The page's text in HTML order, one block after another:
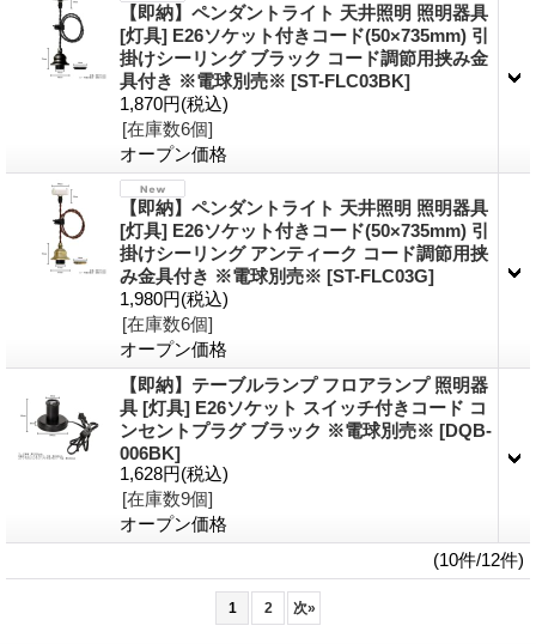
【即納】ペンダントライト 天井照明 照明器具
[灯具] E26ソケット付きコード(50×735mm) 引
掛けシーリング ブラック コード調節用挟み金
具付き ※電球別売※ [ST-FLC03BK]
1,870円(税込)
[在庫数6個]
オープン価格
【即納】ペンダントライト 天井照明 照明器具
[灯具] E26ソケット付きコード(50×735mm) 引
掛けシーリング アンティーク コード調節用挟
み金具付き ※電球別売※ [ST-FLC03G]
1,980円(税込)
[在庫数6個]
オープン価格
【即納】テーブルランプ フロアランプ 照明器
具 [灯具] E26ソケット スイッチ付きコード コ
ンセントプラグ ブラック ※電球別売※ [DQB-
006BK]
1,628円(税込)
[在庫数9個]
オープン価格
(10件/12件)
1 2 次»